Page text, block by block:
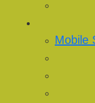
Mobile